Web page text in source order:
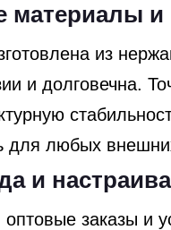
и
​​из
и долговечна.
для любых
и
заказы и